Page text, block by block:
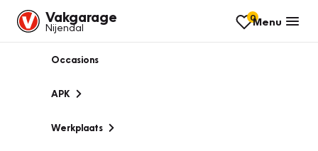
Vakgarage
Nijendal
0Menu
Occasions
APK
Werkplaats